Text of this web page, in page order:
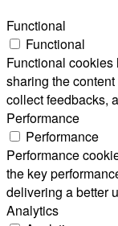
Functional
Functional
Functional
sharing the
collect feedbacks,
Performance
Performance
Performance
the key
delivering a better
Analytics